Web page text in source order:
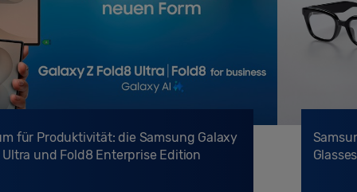
Samsung erweitert sein Ecosystem um Smart
Glasses für den Alltag